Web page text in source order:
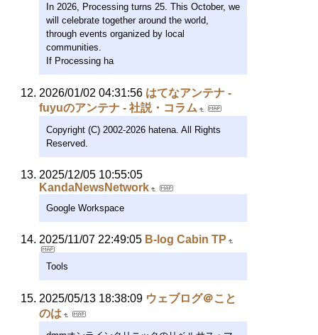
In 2026, Processing turns 25. This October, we
will celebrate together around the world,
through events organized by local
communities.
If Processing ha
2026/01/02 04:31:56 はてなアンテナ -
fuyuのアンテナ - 社説・コラム
Copyright (C) 2002-2026 hatena. All Rights
Reserved.
2025/12/05 10:55:05
KandaNewsNetwork
Google Workspace
2025/11/07 22:49:05 B-log Cabin TP
Tools
2025/05/13 18:38:09 ウェブログ＠こと
のは